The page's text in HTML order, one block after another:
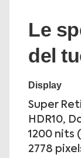
Le
del
Display
Super
HDR10,
1200 nits
2778